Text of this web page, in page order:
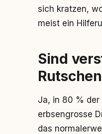
sich kratzen,
meist ein
Sind
Ja, in 80 % der
erbsengrosse
das